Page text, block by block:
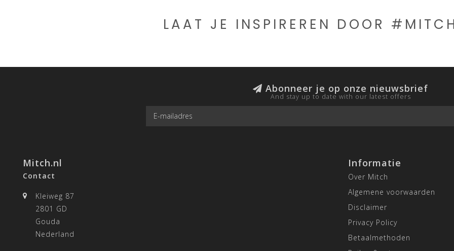
LAAT JE INSPIREREN DOOR
Abonneer je op onze nieuwsbrief
And stay up to date with our latest offers
Mitch.nl
Contact
Kleiweg 87
2801 GD
Gouda
Nederland
Informatie
Over Mitch
Algemene voorwaarden
Disclaimer
Privacy Policy
Betaalmethoden